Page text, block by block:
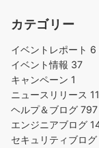
カテゴリー
イベントレポート 6
イベント情報 37
キャンペーン 1
ニュースリリース
ヘルプ＆ブログ 797
エンジニアブログ
セキュリティブログ